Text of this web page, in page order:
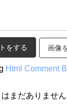
画像
Html Comment
はまだありません